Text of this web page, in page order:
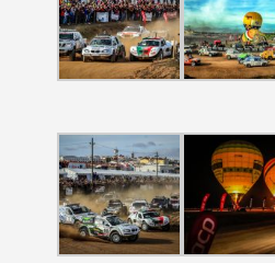
Termo de Pesquisa